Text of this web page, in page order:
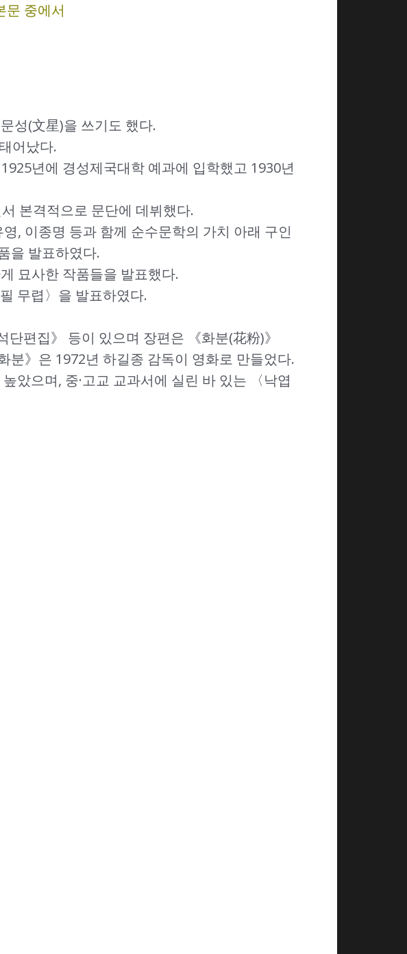
문 중에서
성(文星)을 쓰기도 했다.
어났다.
년에 경성제국대학 예과에 입학했고 1930년
본격적으로 문단에 데뷔했다.
, 이종명 등과 함께 순수문학의 가치 아래 구인
을 발표하였다.
묘사한 작품들을 발표했다.
무렵〉을 발표하였다.
편집》 등이 있으며 장편은 《화분(花粉)》
분》은 1972년 하길종 감독이 영화로 만들었다.
았으며, 중·고교 교과서에 실린 바 있는 〈낙엽